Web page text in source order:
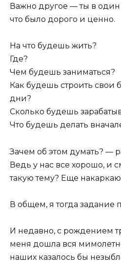
Важно другое — ты в
что было дорого и ценно.
На что будешь жить?
Где?
Чем будешь заниматься?
Как будешь строить
дни?
Сколько будешь
Что будешь делать
Зачем об этом думать? —
Ведь у нас все хорошо, и
такую тему? Еще
В общем, я тогда задание
И недавно, с рождением
меня дошла вся
наших казалось бы